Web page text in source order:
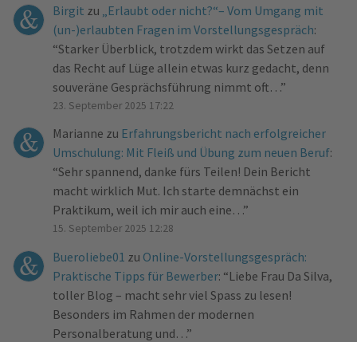
Birgit zu „Erlaubt oder nicht?“– Vom Umgang mit
(un-)erlaubten Fragen im Vorstellungsgespräch:
“Starker Überblick, trotzdem wirkt das Setzen auf
das Recht auf Lüge allein etwas kurz gedacht, denn
souveräne Gesprächsführung nimmt oft… ”
23. September 2025 17:22
Marianne zu Erfahrungsbericht nach erfolgreicher
Umschulung: Mit Fleiß und Übung zum neuen Beruf:
“Sehr spannend, danke fürs Teilen! Dein Bericht
macht wirklich Mut. Ich starte demnächst ein
Praktikum, weil ich mir auch eine… ”
15. September 2025 12:28
Bueroliebe01 zu Online-Vorstellungsgespräch:
Praktische Tipps für Bewerber: “Liebe Frau Da Silva,
toller Blog – macht sehr viel Spass zu lesen!
Besonders im Rahmen der modernen
Personalberatung und… ”